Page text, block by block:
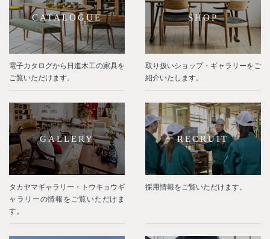
CATALOGUE
電子カタログから日進木工の家具を
ご覧いただけます。
SHOP
取り扱いショップ・ギャラリーをご
紹介いたします。
GALLERY
タカヤマギャラリー・トウキョウギ
ャラリーの情報をご覧いただけま
す。
RECRUIT
採用情報をご覧いただけます。